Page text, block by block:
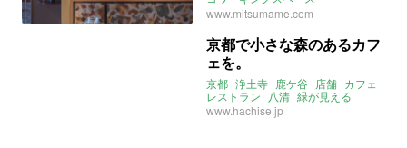
リモートワーク
レストラン
コレクティブハウス
コンセプト型マンション
複合型居住施設 一人暮らし
二人暮らし
www.mitsumame.com
京都で小さな森のあるカフ
ェを。
京都 浄土寺 鹿ケ谷 店舗 カフェ
レストラン
八清 緑が見える
www.hachise.jp